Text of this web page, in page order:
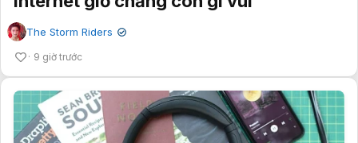
The Storm Riders ✔
9 giờ trước